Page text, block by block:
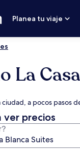
Planea tu viaje
La
a pocos pasos
ver precios